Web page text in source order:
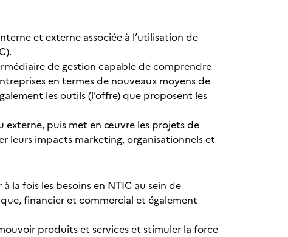
et externe associée à l’utilisation de
de gestion capable de comprendre
en termes de nouveaux moyens de
les outils (l’offre) que proposent les
externe, puis met en œuvre les projets de
leurs impacts marketing, organisationnels et
la fois les besoins en NTIC au sein de
financier et commercial et également
produits et services et stimuler la force